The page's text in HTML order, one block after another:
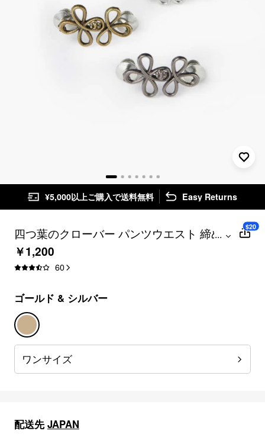
¥5,000以上ご購入で送料無料 Easy Returns
四つ葉のクローバー パンツウエスト 締め
付け金具 4個セット
...
￥1,200
60
$20
ゴールド & シルバー
ワンサイズ
配送先 JAPAN